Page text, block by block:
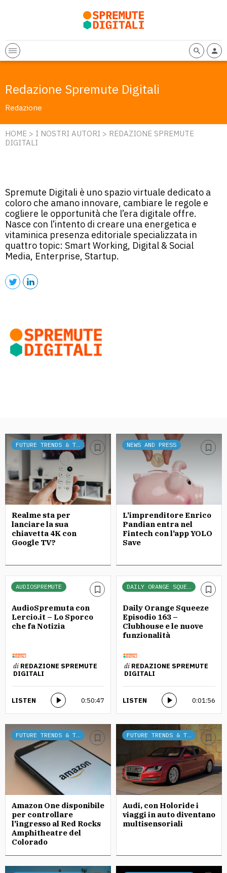
Redazione Spremute Digitali
Redazione
HOME > I NOSTRI AUTORI > REDAZIONE SPREMUTE
DIGITALI
Spremute Digitali è uno spazio virtuale dedicato a
coloro che amano innovare, cambiare le regole e
cogliere le opportunità che l’era digitale offre.
Nasce con l’intento di creare una energetica e
vitaminica presenza editoriale specializzata in
quattro topic: Smart Working, Digital & Social
Media, Enterprise, Startup.
FUTURE TRENDS & TECH
Realme sta per
lanciare la sua
chiavetta 4K con
Google TV?
NEWS AND PRESS
L’imprenditore Enrico
Pandian entra nel
Fintech con l’app YOLO
Save
AUDIOSPREMUTE
AudioSpremuta con
Lercio.it – Lo Sporco
che fa Notizia
di REDAZIONE SPREMUTE
DIGITALI
LISTEN 0:50:47
DAILY ORANGE SQUEEZE
Daily Orange Squeeze
Episodio 163 –
Clubhouse e le nuove
funzionalità
di REDAZIONE SPREMUTE
DIGITALI
LISTEN 0:01:56
FUTURE TRENDS & TECH
Amazon One disponibile
per controllare
l’ingresso al Red Rocks
Amphitheatre del
Colorado
FUTURE TRENDS & TECH
Audi, con Holoride i
viaggi in auto diventano
multisensoriali